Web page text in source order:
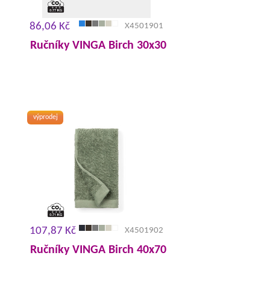
86,06 Kč X4501901
Ručníky VINGA Birch 30x30
výprodej
107,87 Kč X4501902
Ručníky VINGA Birch 40x70